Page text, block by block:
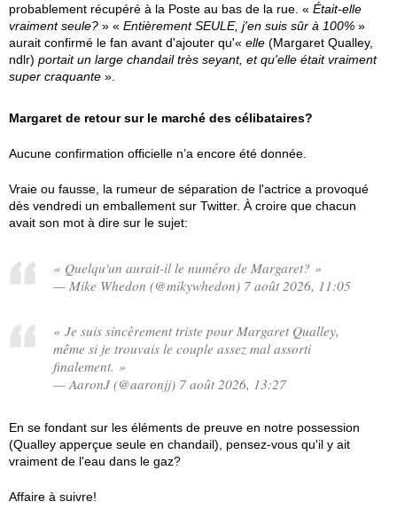
probablement récupéré à la Poste au bas de la rue. « Était-elle
vraiment seule? » « Entièrement SEULE, j'en suis sûr à 100% »
aurait confirmé le fan avant d'ajouter qu'« elle (Margaret Qualley,
ndlr) portait un large chandail très seyant, et qu'elle était vraiment
super craquante ».
Margaret de retour sur le marché des célibataires?
Aucune confirmation officielle n’a encore été donnée.
Vraie ou fausse, la rumeur de séparation de l'actrice a provoqué
dès vendredi un emballement sur Twitter. À croire que chacun
avait son mot à dire sur le sujet:
« Quelqu'un aurait-il le numéro de Margaret? »
— Mike Whedon (@mikywhedon) 7 août 2026, 11:05
« Je suis sincèrement triste pour Margaret Qualley,
même si je trouvais le couple assez mal assorti
finalement. »
— AaronJ (@aaronjj) 7 août 2026, 13:27
En se fondant sur les éléments de preuve en notre possession
(Qualley apperçue seule en chandail), pensez-vous qu'il y ait
vraiment de l'eau dans le gaz?
Affaire à suivre!